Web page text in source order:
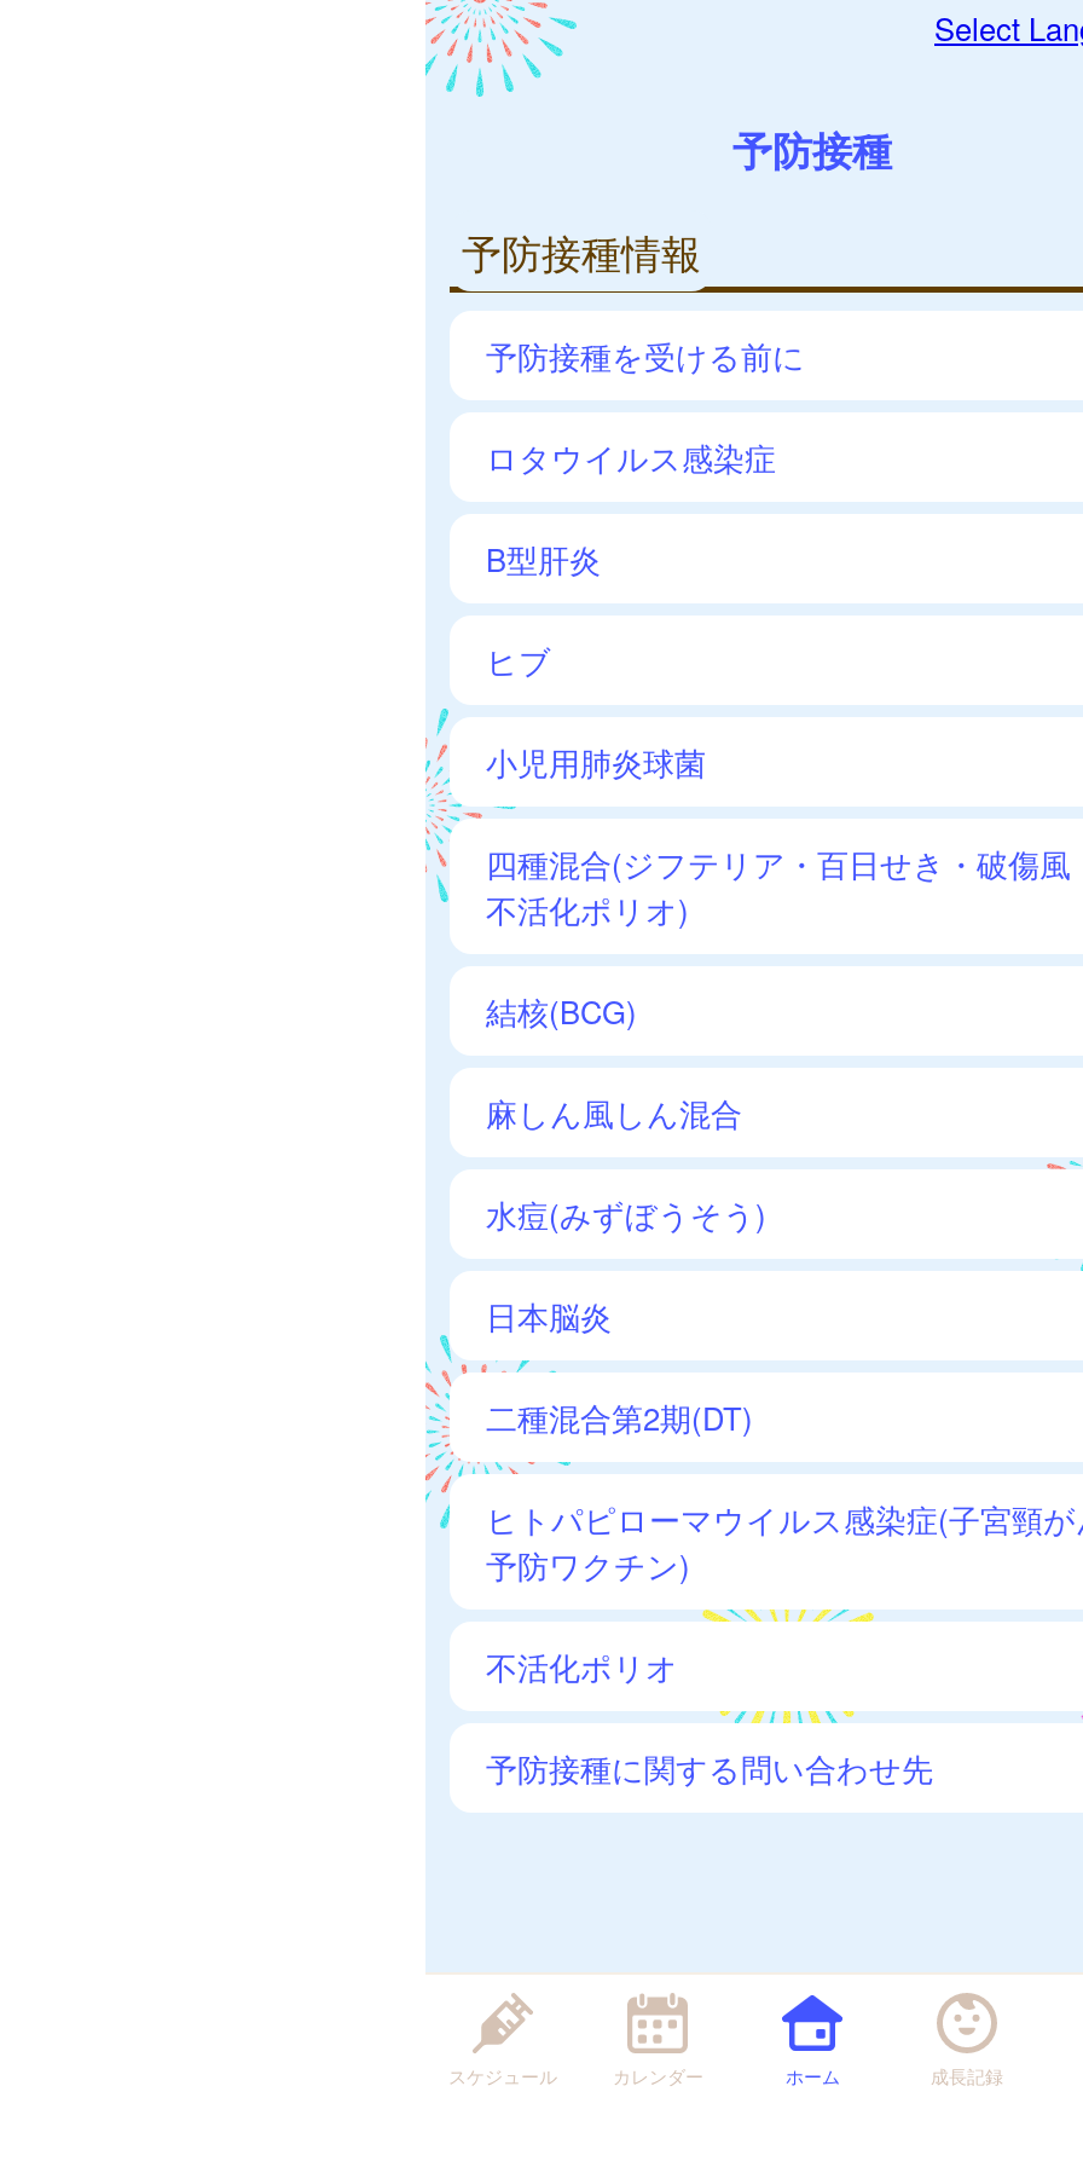
Select
予防接種
予防接種情報
予防接種を受ける前に
ロタウイルス感染症
B型肝炎
ヒブ
小児用肺炎球菌
四種混合(ジフテリア・百日せき・破傷風
不活化ポリオ)
結核(BCG)
麻しん風しん混合
水痘(みずぼうそう)
日本脳炎
二種混合第2期(DT)
ヒトパピローマウイルス感染症(子宮頸
予防ワクチン)
不活化ポリオ
予防接種に関する問い合わせ先
スケジュール カレンダー ホーム 成長記録